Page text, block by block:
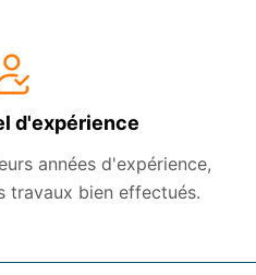
d'expérience
années d'expérience,
travaux bien effectués.